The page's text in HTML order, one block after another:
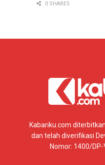
0 SHARES
Kabariku.com
dan telah diverifikasi
Nomor: 1400/